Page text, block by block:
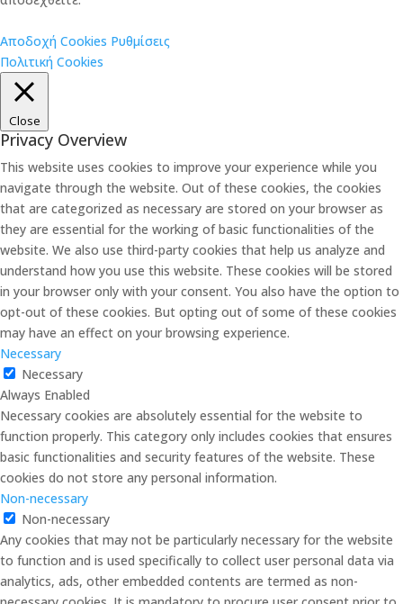
Αποδοχή Cookies Ρυθμίσεις
Πολιτική Cookies
Close
Privacy Overview
This website uses cookies to improve your experience while you
navigate through the website. Out of these cookies, the cookies
that are categorized as necessary are stored on your browser as
they are essential for the working of basic functionalities of the
website. We also use third-party cookies that help us analyze and
understand how you use this website. These cookies will be stored
in your browser only with your consent. You also have the option to
opt-out of these cookies. But opting out of some of these cookies
may have an effect on your browsing experience.
Necessary
Necessary
Always Enabled
Necessary cookies are absolutely essential for the website to
function properly. This category only includes cookies that ensures
basic functionalities and security features of the website. These
cookies do not store any personal information.
Non-necessary
Non-necessary
Any cookies that may not be particularly necessary for the website
to function and is used specifically to collect user personal data via
analytics, ads, other embedded contents are termed as non-